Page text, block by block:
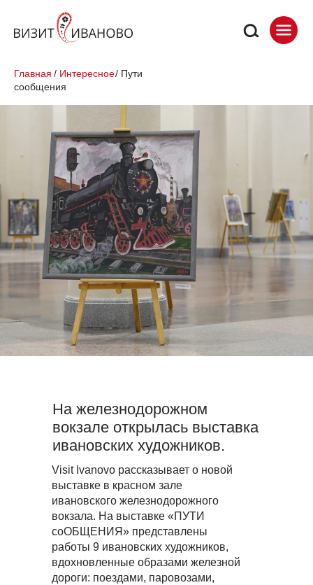
На железнодорожном
вокзале открылась выставка
ивановских художников.
Visit Ivanovo рассказывает о новой
выставке в красном зале
ивановского железнодорожного
вокзала. На выставке «ПУТИ
соОБЩЕНИЯ» представлены
работы 9 ивановских художников,
вдохновленные образами железной
дороги: поездами, паровозами,
Главная / Интересное/ Пути
сообщения